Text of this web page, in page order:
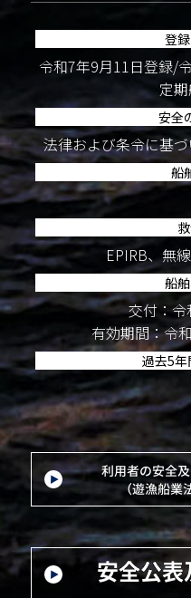
登
令和7年9月11日登録/
定
安全
法律および条令に基
船
EPIRB、無
船
交付：令
有効期間：令
過去5年